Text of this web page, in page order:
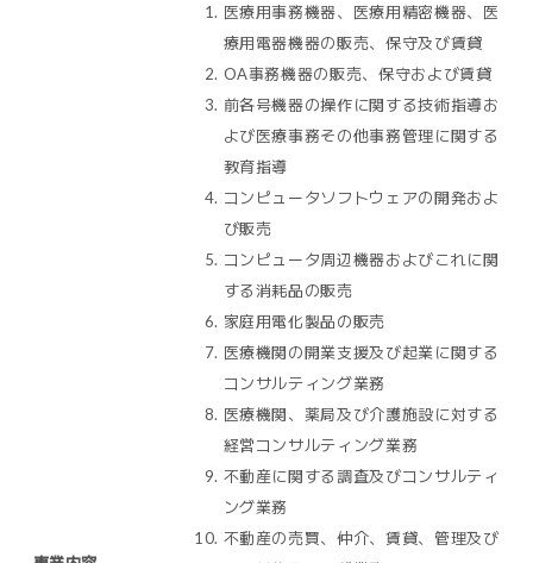
医療用事務機器、医療用精密機器、医
療用電器機器の販売、保守及び賃貸
OA事務機器の販売、保守および賃貸
前各号機器の操作に関する技術指導お
よび医療事務その他事務管理に関する
教育指導
コンピュータソフトウェアの開発およ
び販売
コンピュータ周辺機器およびこれに関
する消耗品の販売
家庭用電化製品の販売
医療機関の開業支援及び起業に関する
コンサルティング業務
医療機関、薬局及び介護施設に対する
経営コンサルティング業務
不動産に関する調査及びコンサルティ
ング業務
不動産の売買、仲介、賃貸、管理及び